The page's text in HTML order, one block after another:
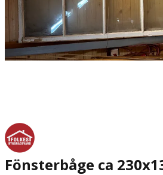
Fönsterbåge ca